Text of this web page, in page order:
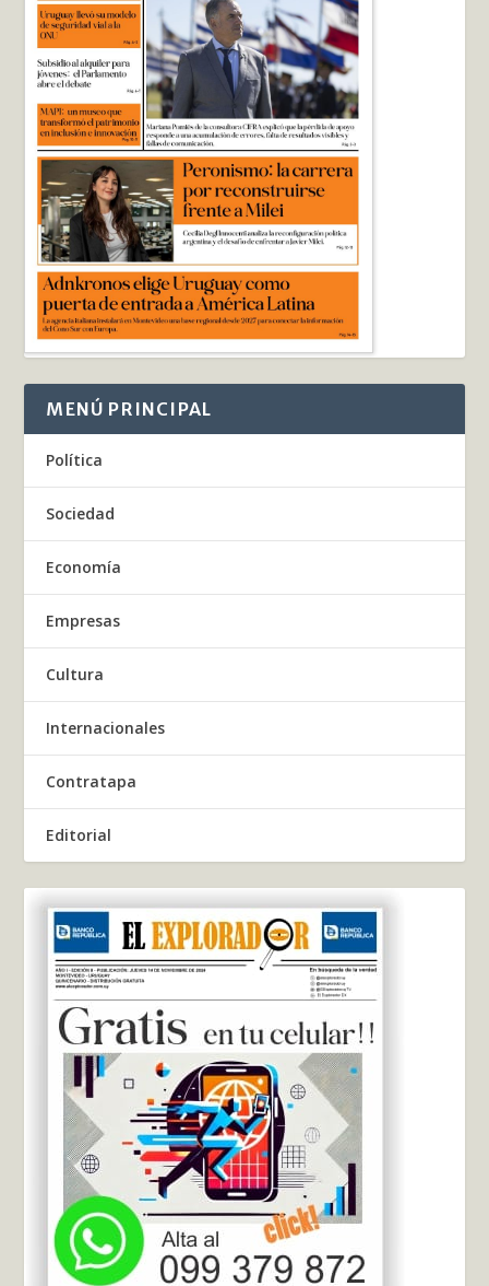
MENÚ PRINCIPAL
Política
Sociedad
Economía
Empresas
Cultura
Internacionales
Contratapa
Editorial